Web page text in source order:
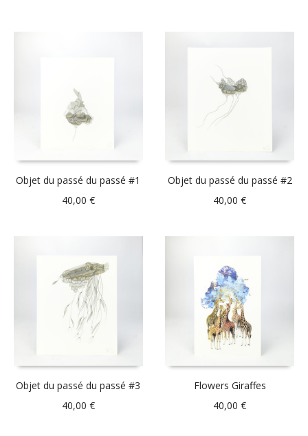
Objet du passé du passé #1
40,00 €
Objet du passé du passé #2
40,00€
Objet du passé du passé #3
40,00 €
Flowers Giraffes
40,00€